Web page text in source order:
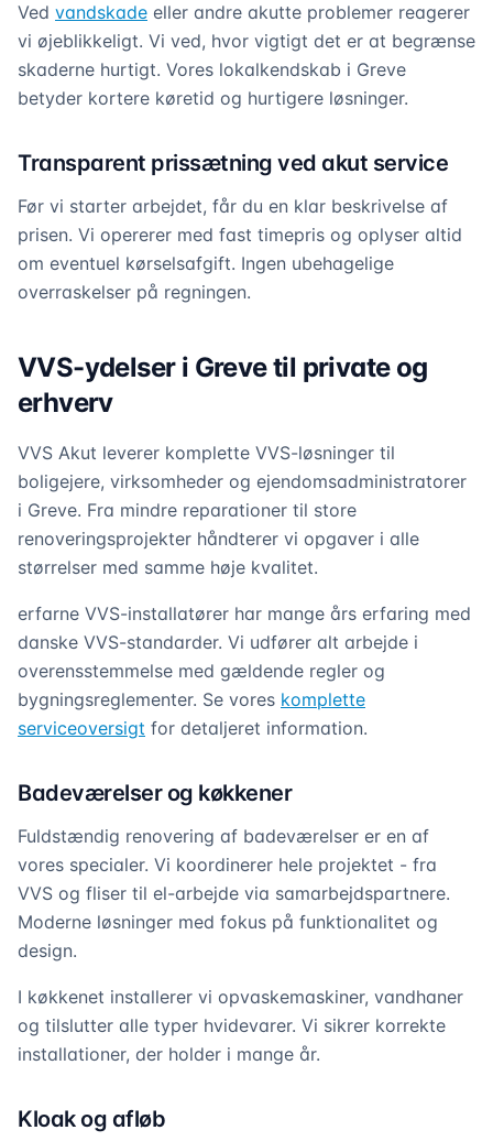
Ved vandskade eller andre akutte problemer reagerer
vi øjeblikkeligt. Vi ved, hvor vigtigt det er at begrænse
skaderne hurtigt. Vores lokalkendskab i Greve
betyder kortere køretid og hurtigere løsninger.
Transparent prissætning ved akut service
Før vi starter arbejdet, får du en klar beskrivelse af
prisen. Vi opererer med fast timepris og oplyser altid
om eventuel kørselsafgift. Ingen ubehagelige
overraskelser på regningen.
VVS-ydelser i Greve til private og
erhverv
VVS Akut leverer komplette VVS-løsninger til
boligejere, virksomheder og ejendomsadministratorer
i Greve. Fra mindre reparationer til store
renoveringsprojekter håndterer vi opgaver i alle
størrelser med samme høje kvalitet.
erfarne VVS-installatører har mange års erfaring med
danske VVS-standarder. Vi udfører alt arbejde i
overensstemmelse med gældende regler og
bygningsreglementer. Se vores komplette
serviceoversigt for detaljeret information.
Badeværelser og køkkener
Fuldstændig renovering af badeværelser er en af
vores specialer. Vi koordinerer hele projektet - fra
VVS og fliser til el-arbejde via samarbejdspartnere.
Moderne løsninger med fokus på funktionalitet og
design.
I køkkenet installerer vi opvaskemaskiner, vandhaner
og tilslutter alle typer hvidevarer. Vi sikrer korrekte
installationer, der holder i mange år.
Kloak og afløb